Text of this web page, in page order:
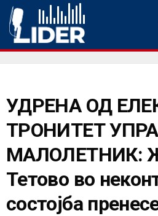
УДРЕНА ОД
ТРОНИТЕТ
МАЛОЛЕТНИК:
Тетово во
состојба